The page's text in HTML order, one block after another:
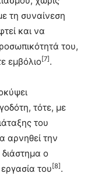
τη συναίνεση
και να
του,
εμβόλιο [7] .
τότε, με
του
αρνηθεί την
ο
του [8] .